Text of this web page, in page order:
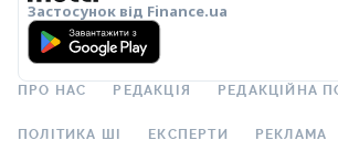
Застосунок від Finance.ua
ПРО НАС РЕДАКЦІЯ РЕДАКЦІЙНА
ПОЛІТИКА ШІ ЕКСПЕРТИ РЕКЛАМА